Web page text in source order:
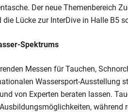
Der neue Themenbereich
Lücke zur InterDive in Halle B5
Spektrums
Messen für Tauchen,
Wassersport-Ausstellung
von Experten beraten lassen.
während